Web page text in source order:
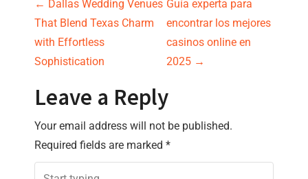
P
o
s
t
n
a
← Dallas Wedding Venues
That Blend Texas Charm
with Effortless
Sophistication
Guía experta para
encontrar los mejores
casinos online en
2025 →
Leave a Reply
Your email address will not be published.
Required fields are marked *